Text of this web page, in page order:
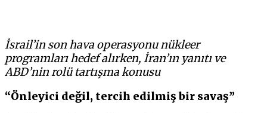
İsrail’in son hava operasyonu nükleer
programları hedef alırken, İran’ın yanıtı ve
ABD’nin rolü tartışma konusu
“Önleyici değil, tercih edilmiş bir savaş”